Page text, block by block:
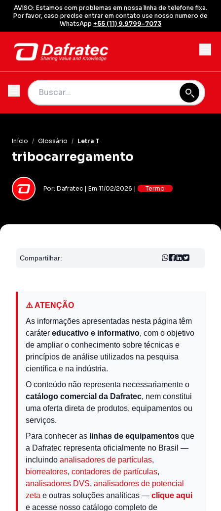
AVISO: Estamos com problemas em nossa linha de telefone fixa.
Por favor, caso precise entrar em contato use nosso numero de
WhatsApp +55 (11) 9.9799-7073
Início / Glossário / Letra T
tribocarregamento
Por: Dafratec | Em 11/02/2026 | Termo
Compartilhar:
⚠️ ATENÇÃO
As informações apresentadas nesta página têm
caráter educativo e informativo, com o objetivo
de ampliar o conhecimento sobre técnicas e
princípios de análise utilizados na pesquisa
científica e na indústria.
O conteúdo não representa necessariamente o
catálogo comercial da Dafratec, nem constitui
uma oferta direta de produtos, equipamentos ou
serviços.
Para conhecer as linhas de equipamentos que
a Dafratec representa oficialmente no Brasil —
incluindo analisadores de partículas,
biorreatores, contadores de partículas,
analisadores DVS, analisadores de potencial
zeta e outras soluções analíticas — clique aqui
e acesse nosso catálogo completo de